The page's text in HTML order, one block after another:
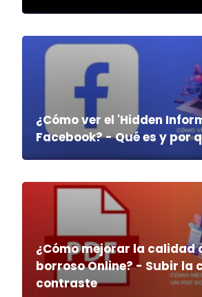
¿Cómo ver el 'Hidden
Facebook? - Qué es y por
¿Cómo mejorar la calidad
borroso Online? - Subir la
contraste